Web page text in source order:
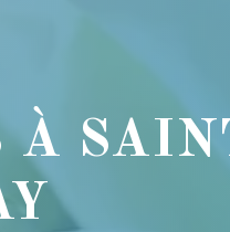
À